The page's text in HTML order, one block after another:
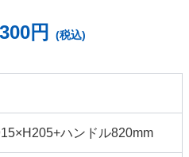
円 (税込)
ハンドル820mm